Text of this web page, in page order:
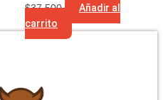
$37.500
Añadir al
carrito